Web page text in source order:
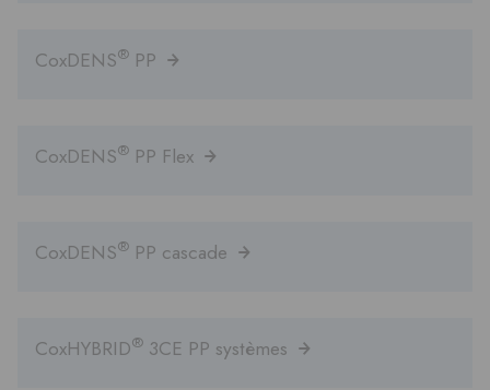
CoxDENS® PP
CoxDENS® PP Flex
CoxDENS® PP cascade
CoxHYBRID® 3CE PP systèmes